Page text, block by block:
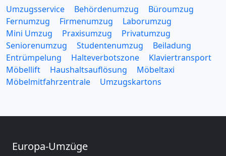
Umzugsservice Behördenumzug
Büroumzug
Fernumzug
Firmenumzug
Laborumzug
Mini Umzug
Praxisumzug
Privatumzug
Seniorenumzug
Studentenumzug
Beiladung
Entrümpelung
Halteverbotszone
Klaviertransport
Möbellift
Haushaltsauflösung
Möbeltaxi
Möbelmitfahrzentrale
Umzugskartons
Europa-Umzüge